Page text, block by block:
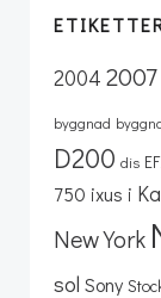
2004 2007
byggnad
D200 dis
750 ixus i
New York
sol Sony